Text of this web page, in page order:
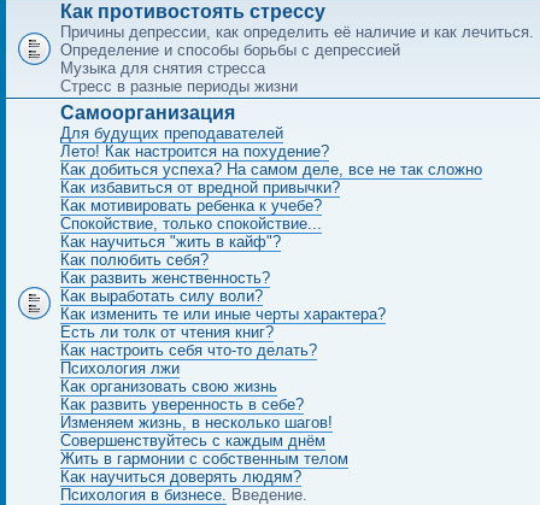
Как противостоять стрессу
Причины депрессии, как определить её наличие и как лечиться.
Определение и способы борьбы с депрессией
Музыка для снятия стресса
Стресс в разные периоды жизни
Самоорганизация
Для будущих преподавателей
Лето! Как настроится на похудение?
Как добиться успеха? На самом деле, все не так сложно
Как избавиться от вредной привычки?
Как мотивировать ребенка к учебе?
Спокойствие, только спокойствие...
Как научиться "жить в кайф"?
Как полюбить себя?
Как развить женственность?
Как выработать силу воли?
Как изменить те или иные черты характера?
Есть ли толк от чтения книг?
Как настроить себя что-то делать?
Психология лжи
Как организовать свою жизнь
Как развить уверенность в себе?
Изменяем жизнь, в несколько шагов!
Совершенствуйтесь с каждым днём
Жить в гармонии с собственным телом
Как научиться доверять людям?
Психология в бизнесе. Введение.